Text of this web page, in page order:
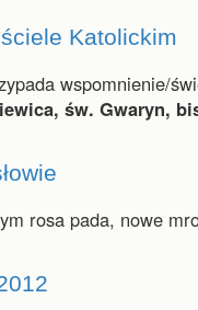
Katolickim
wspomnienie/
św. Gwaryn,
rosa pada, nowe